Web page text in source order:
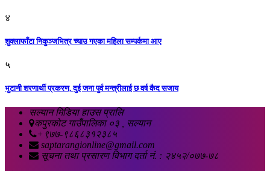
४
शुक्लाफाँटा निकुञ्जभित्र च्याउ गएका महिला सम्पर्कमा आए
५
भुटानी शरणार्थी प्रकरण, दुई जना पुर्व मन्त्रीलाई छ वर्ष कैद सजाय
सल्यान मिडिया हाउस प्रालि
कपुरकोट गाउँपालिका ०३ , सल्यान
+९७७-९८६८३१२३८५
saptarangionline@gmail.com
सूचना तथा प्रसारण विभाग दर्ता नं. : २४५२/०७७-७८